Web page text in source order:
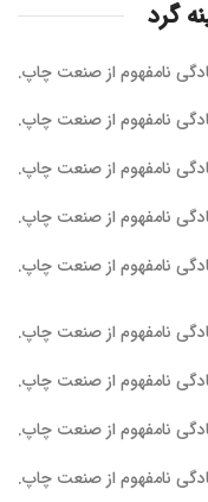
گرد
نامفهوم از صنعت چاپ.
نامفهوم از صنعت چاپ.
نامفهوم از صنعت چاپ.
نامفهوم از صنعت چاپ.
نامفهوم از صنعت چاپ.
نامفهوم از صنعت چاپ.
نامفهوم از صنعت چاپ.
نامفهوم از صنعت چاپ.
نامفهوم از صنعت چاپ.